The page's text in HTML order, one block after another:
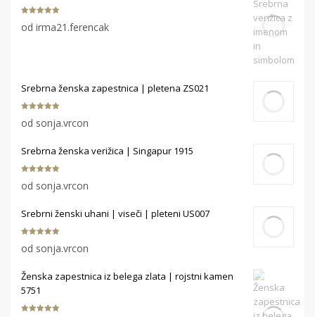
od 5
od irma21.ferencak
Srebrna ženska zapestnica | pletena ZS021
od 5
od sonja.vrcon
Srebrna ženska verižica | Singapur 1915
od 5
od sonja.vrcon
Srebrni ženski uhani | viseči | pleteni US007
od 5
od sonja.vrcon
Ženska zapestnica iz belega zlata | rojstni kamen
5751